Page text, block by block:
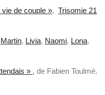
de couple », Trisomie 21
Martin, Livia, Naomi, Lona,
» , de Fabien Toulmé.